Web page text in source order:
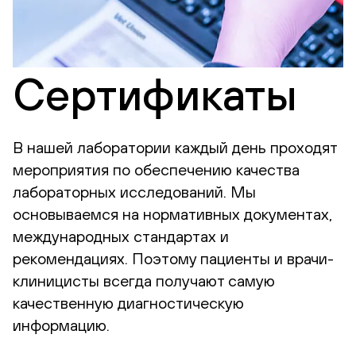
Сертификаты
В нашей лаборатории каждый день проходят
мероприятия по обеспечению качества
лабораторных исследований. Мы
основываемся на нормативных документах,
международных стандартах и
рекомендациях. Поэтому пациенты и врачи-
клиницисты всегда получают самую
качественную диагностическую
информацию.